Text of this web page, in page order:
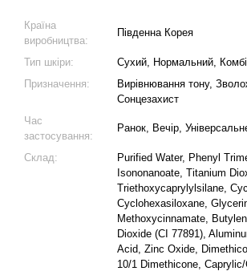
Країна
виробництва:
Південна Корея
Тип шкіри:
Сухий, Нормальний,
Призначення:
Вирівнювання тону,
Сонцезахист
Час
застосування:
Ранок, Вечір,
Склад:
Purified Water, Phenyl
Isononanoate, Titanium
Triethoxycaprylylsilane,
Cyclohexasiloxane,
Methoxycinnamate,
Dioxide (CI 77891),
Acid, Zinc Oxide,
10/1 Dimethicone,